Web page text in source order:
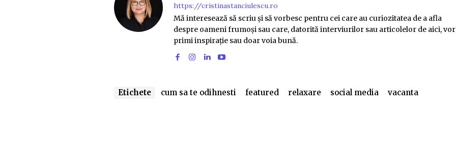
https://cristinastanciulescu.ro
Mă interesează să scriu și să vorbesc pentru cei care au curiozitatea de a afla
despre oameni frumoși sau care, datorită interviurilor sau articolelor de aici, vor
primi inspirație sau doar voia bună.
Etichete cum sa te odihnesti featured relaxare social media vacanta